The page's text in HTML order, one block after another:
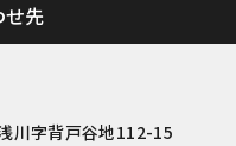
せ先
川字背戸谷地112-15